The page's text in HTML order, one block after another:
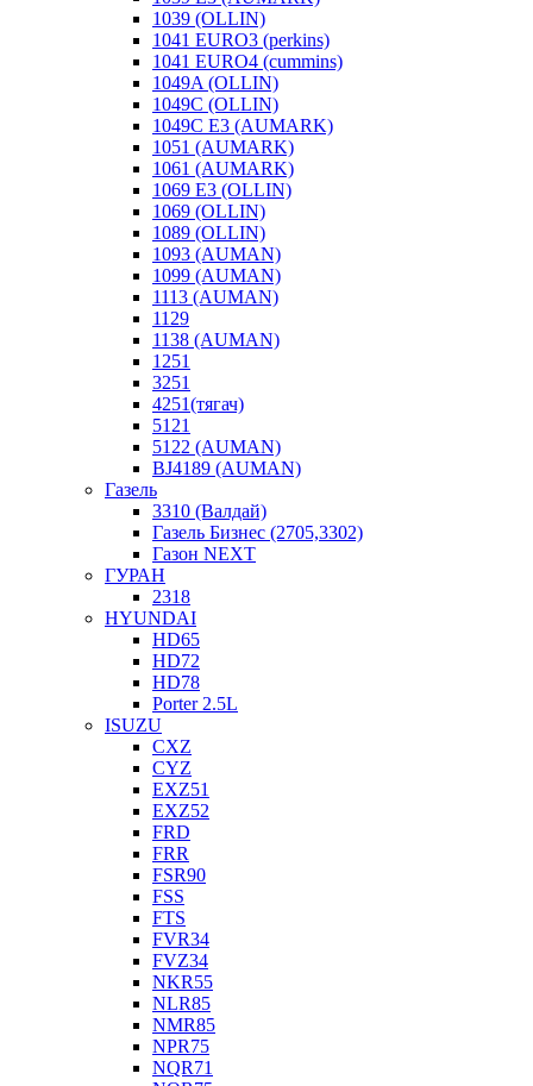
1039 (OLLIN)
1041 EURO3 (perkins)
1041 EURO4 (cummins)
1049A (OLLIN)
1049C (OLLIN)
1049С E3 (AUMARK)
1051 (AUMARK)
1061 (AUMARK)
1069 E3 (OLLIN)
1069 (OLLIN)
1089 (OLLIN)
1093 (AUMAN)
1099 (AUMAN)
1113 (AUMAN)
1129
1138 (AUMAN)
1251
3251
4251(тягач)
5121
5122 (AUMAN)
BJ4189 (AUMAN)
Газель
3310 (Валдай)
Газель Бизнес (2705,3302)
Газон NEXT
ГУРАН
2318
HYUNDAI
HD65
HD72
HD78
Porter 2.5L
ISUZU
CXZ
CYZ
EXZ51
EXZ52
FRD
FRR
FSR90
FSS
FTS
FVR34
FVZ34
NKR55
NLR85
NMR85
NPR75
NQR71